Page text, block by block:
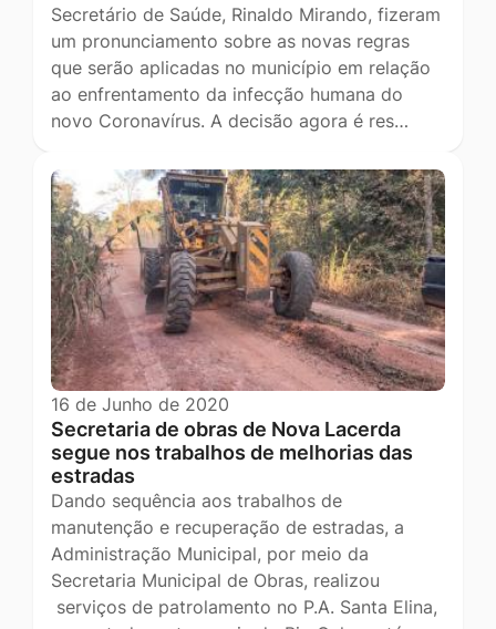
Secretário de Saúde, Rinaldo Mirando, fizeram
um pronunciamento sobre as novas regras
que serão aplicadas no município em relação
ao enfrentamento da infecção humana do
novo Coronavírus. A decisão agora é res…
16 de Junho de 2020
Secretaria de obras de Nova Lacerda
segue nos trabalhos de melhorias das
estradas
Dando sequência aos trabalhos de
manutenção e recuperação de estradas, a
Administração Municipal, por meio da
Secretaria Municipal de Obras, realizou
serviços de patrolamento no P.A. Santa Elina,